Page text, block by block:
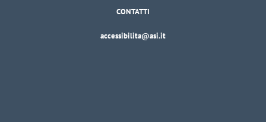
CONTATTI
accessibilita@asi.it